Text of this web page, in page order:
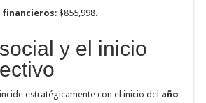
: $855,998.
y el inicio
estratégicamente con el inicio del año